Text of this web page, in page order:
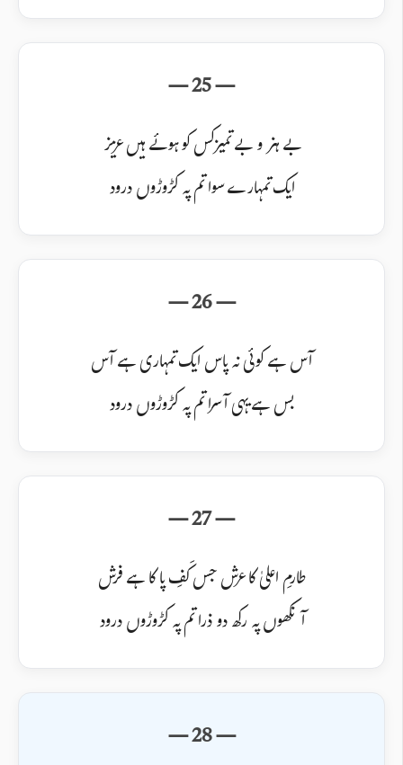
بے ہنر و بے تمیز کس کو ہوئے ہیں عزیز
ایک تمہارے سوا تم پہ کڑوڑوں درود
آس ہے کوئی نہ پاس ایک تمہاری ہے آس
بس ہے یہی آسرا تم پہ کڑوڑوں درود
طارمِ اعلیٰ کا عرش جس کَفِ پا کا ہے فرش
آنکھوں پہ رکھ دو ذرا تم پہ کڑوڑوں درود